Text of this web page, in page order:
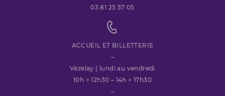
03 81 25 57 05
ACCUEIL ET BILLETTERIE
–
Vézelay | lundi au vendredi
10h > 12h30 – 14h > 17h30
–